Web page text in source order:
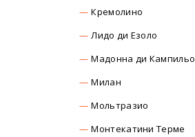
Кремолино
Лидо ди Езоло
Мадонна ди Кампильо
Милан
Мольтразио
Монтекатини Терме